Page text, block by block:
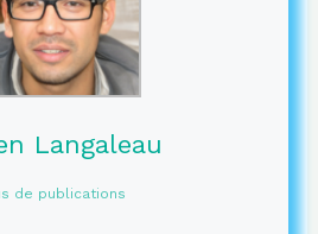
Langaleau
de publications